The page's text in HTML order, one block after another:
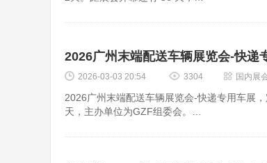
2026广州末端配送车辆展览会-快递
2026-03-03 20:54 3304 国内展
2026广州末端配送车辆展览会-快递专用车展
天，主办单位为GZF组委会。…